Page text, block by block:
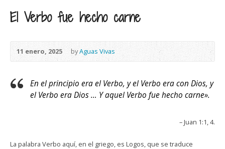
El Verbo fue hecho carne
11 enero, 2025 byAguas Vivas
En el principio era el Verbo, y el Verbo era con Dios, y
el Verbo era Dios … Y aquel Verbo fue hecho carne».
– Juan 1:1, 4.
La palabra Verbo aquí, en el griego, es Logos, que se traduce